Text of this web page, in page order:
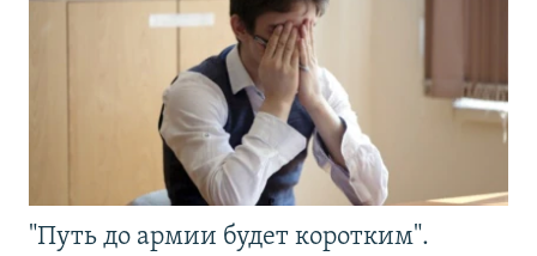
"Путь до армии будет коротким".